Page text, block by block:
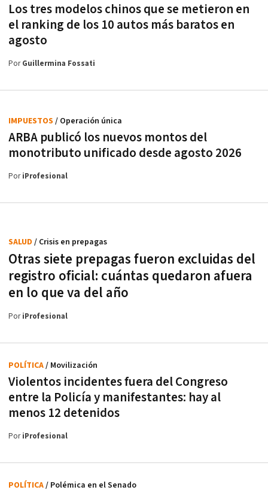
Los tres modelos chinos que se metieron en
el ranking de los 10 autos más baratos en
agosto
PorGuillermina Fossati
ARBA publicó los nuevos montos del
monotributo unificado desde agosto 2026
IMPUESTOS / Operación única
PoriProfesional
Otras siete prepagas fueron excluidas del
registro oficial: cuántas quedaron afuera
en lo que va del año
SALUD / Crisis en prepagas
PoriProfesional
Violentos incidentes fuera del Congreso
entre la Policía y manifestantes: hay al
menos 12 detenidos
POLÍTICA/ Movilización
PoriProfesional
POLÍTICA/ Polémica en el Senado